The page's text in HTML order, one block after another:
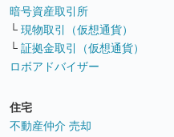
暗号資産取引所
└ 現物取引（仮想通貨）
└ 証拠金取引（仮想通貨）
ロボアドバイザー
住宅
不動産仲介 売却